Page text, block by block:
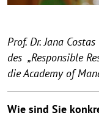
Prof. Dr. Jana
des „Responsible
die Academy of
Wie sind Sie